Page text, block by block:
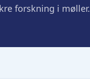
forskning i møller.